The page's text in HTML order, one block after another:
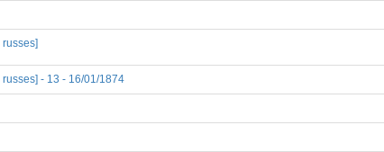
russes]
russes] - 13 - 16/01/1874